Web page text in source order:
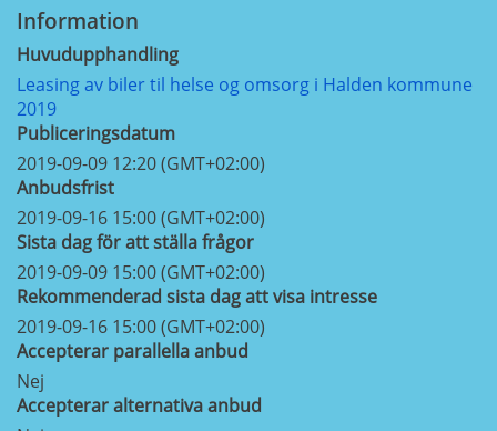
Information
Huvudupphandling
Leasing av biler til helse og omsorg i Halden kommune
2019
Publiceringsdatum
2019-09-09 12:20 (GMT+02:00)
Anbudsfrist
2019-09-16 15:00 (GMT+02:00)
Sista dag för att ställa frågor
2019-09-09 15:00 (GMT+02:00)
Rekommenderad sista dag att visa intresse
2019-09-16 15:00 (GMT+02:00)
Accepterar parallella anbud
Nej
Accepterar alternativa anbud